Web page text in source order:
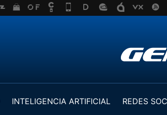
INTELIGENCIA ARTIFICIAL REDES